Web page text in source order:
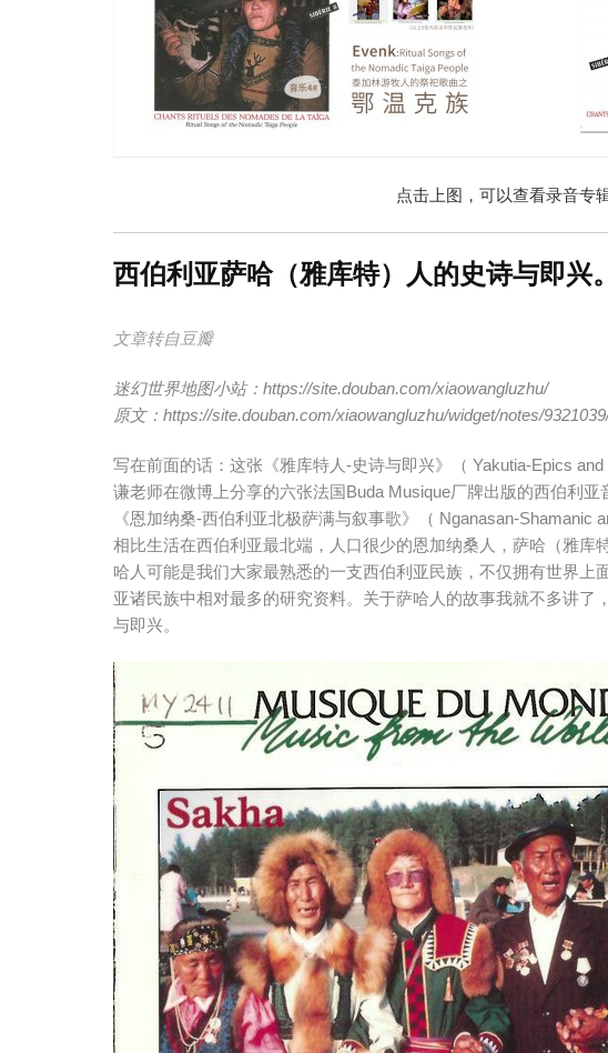
点击上图，可以查看录音专
西伯利亚萨哈（雅库特）人的史诗与即兴。
文章转自豆瓣
迷幻世界地图小站： https://site.douban.com/xiaowangluzhu/
原文： https://site.douban.com/xiaowangluzhu/widget/notes/
写在前面的话：这张《雅库特人-史诗与即兴》（ Yakutia-Epics
谦老师在微博上分享的六张法国Buda Musique厂牌出版的西伯利
《恩加纳桑-西伯利亚北极萨满与叙事歌》（ Nganasan-Shamanic
相比生活在西伯利亚最北端，人口很少的恩加纳桑人，萨哈（雅
哈人可能是我们大家最熟悉的一支西伯利亚民族，不仅拥有世界上
亚诸民族中相对最多的研究资料。关于萨哈人的故事我就不多讲了
与即兴。